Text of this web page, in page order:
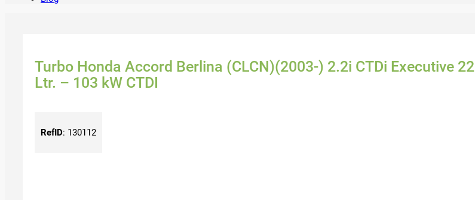
Turbo Honda Accord Berlina (CLCN)(2003-) 2.2i CTDi Executive 22
Ltr. – 103 kW CTDI
RefID: 130112